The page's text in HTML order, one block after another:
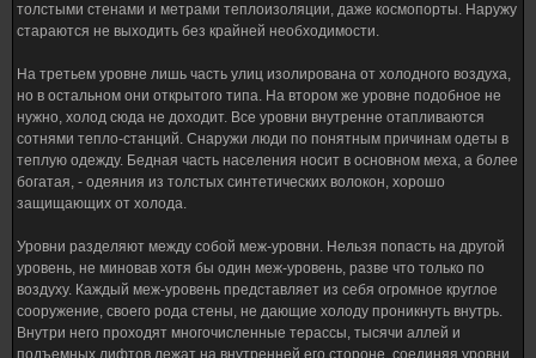
толстыми стенами и метрами теплоизоляции, даже космопорты. Наружу
стараются не выходить без крайней необходимости.
На третьем уровне лишь часть улиц изолирована от холодного воздуха,
но в остальном они открытого типа. На втором же уровне подобное не
нужно, холод сюда не доходит. Все уровни внутренне отапливаются
сотнями тепло-станций. Снаружи люди по понятным причинам одеты в
теплую одежду. Бедная часть населения носит в основном меха, а более
богатая, - одеяния из толстых синтетических волокон, хорошо
защищающих от холода.
Уровни разделяют между собой меж-уровни. Нельзя попасть на другой
уровень, не миновав хотя бы один меж-уровень, разве что только по
воздуху. Каждый меж-уровень представляет из себя огромное круглое
сооружение, своего рода стены, не дающие холоду проникнуть внутрь.
Внутри него проходят многочисленные терассы, тысячи аллей и
подъемных лифтов лежат на внутренней его стороне, соединяя уровни